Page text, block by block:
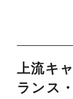
上流キ
ランス